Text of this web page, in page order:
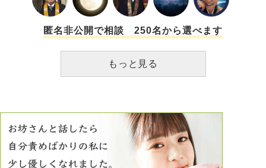
るようです。病気があるのは一目瞭然で、体毛がなく鬘を被
っています。去年から、問題の人物も、一人の道場生（男
性）の家に何泊もしているの目撃されています。 隊 一番い
のみで、昭和的な対応に疑問を感じています。 私は被害者
ではなく（以前より警戒していたため、接触しないようにし
が叫ばれている昨今、なぜ昭和的な対応なのでしょう？道場
としてのケジメはつけないのか、自分の今後についても迷っ
ています。このまま問題の人物を中心として回す事は我慢な
匿名非公開で相談 250名から選べます
もっと見る